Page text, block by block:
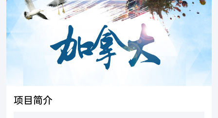
项目简介